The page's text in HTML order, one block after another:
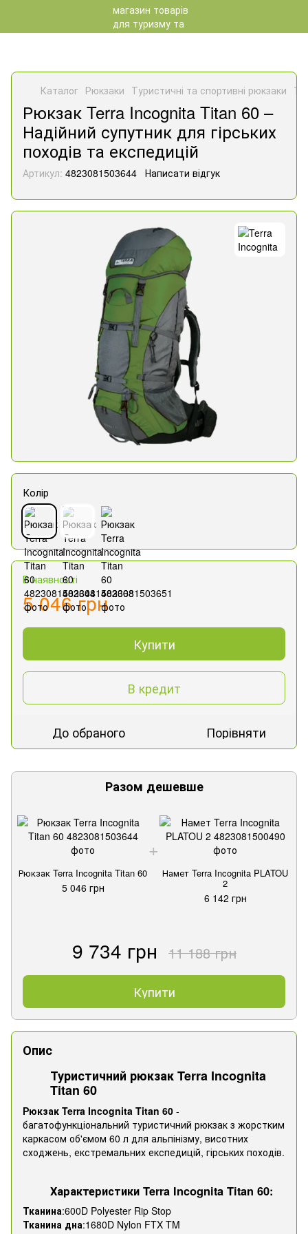
Каталог Рюкзаки Туристичні та спортивні рюкзаки
Рюкзак Terra Incognita Titan 60 –
Надійний супутник для гірських
походів та експедицій
Артикул: 4823081503644 Написати відгук
Колір
В наявності
5 046 грн
Купити
В кредит
До обраного Порівняти
Разом дешевше
Рюкзак Terra Incognita Titan 60
5 046 грн
Намет Terra Incognita PLATOU
2
6 142 грн
9 734 грн 11 188 грн
Купити
Опис
Туристичний рюкзак Terra Incognita
Titan 60
Рюкзак Terra Incognita Titan 60 -
багатофункціональний туристичний рюкзак з жорстким
каркасом об'ємом 60 л для альпінізму, висотних
сходжень, екстремальних експедицій, гірських походів.
Характеристики Terra Incognita Titan 60:
Тканина:600D Polyester Rip Stop
Тканина дна:1680D Nylon FTX TM